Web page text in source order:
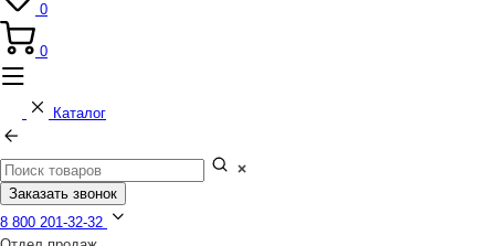
0
0
Каталог
Заказать звонок
8 800 201-32-32